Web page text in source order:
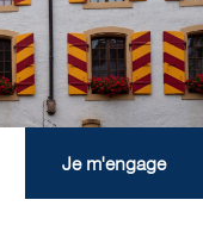
Je m'engage